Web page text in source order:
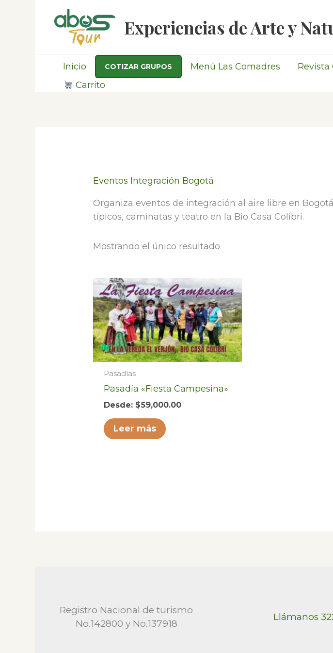
Experiencias de Arte y
Inicio COTIZAR GRUPOS Menú Las Comadres Revista
Carrito
Eventos Integración Bogotá
Organiza eventos de integración al aire libre en
típicos, caminatas y teatro en la Bio Casa Colibrí.
Mostrando el único resultado
Pasadías
Pasadía «Fiesta Campesina»
Desde: $59,000.00
Leer más
Registro Nacional de turismo
No.142800 y No.137918
Llámanos